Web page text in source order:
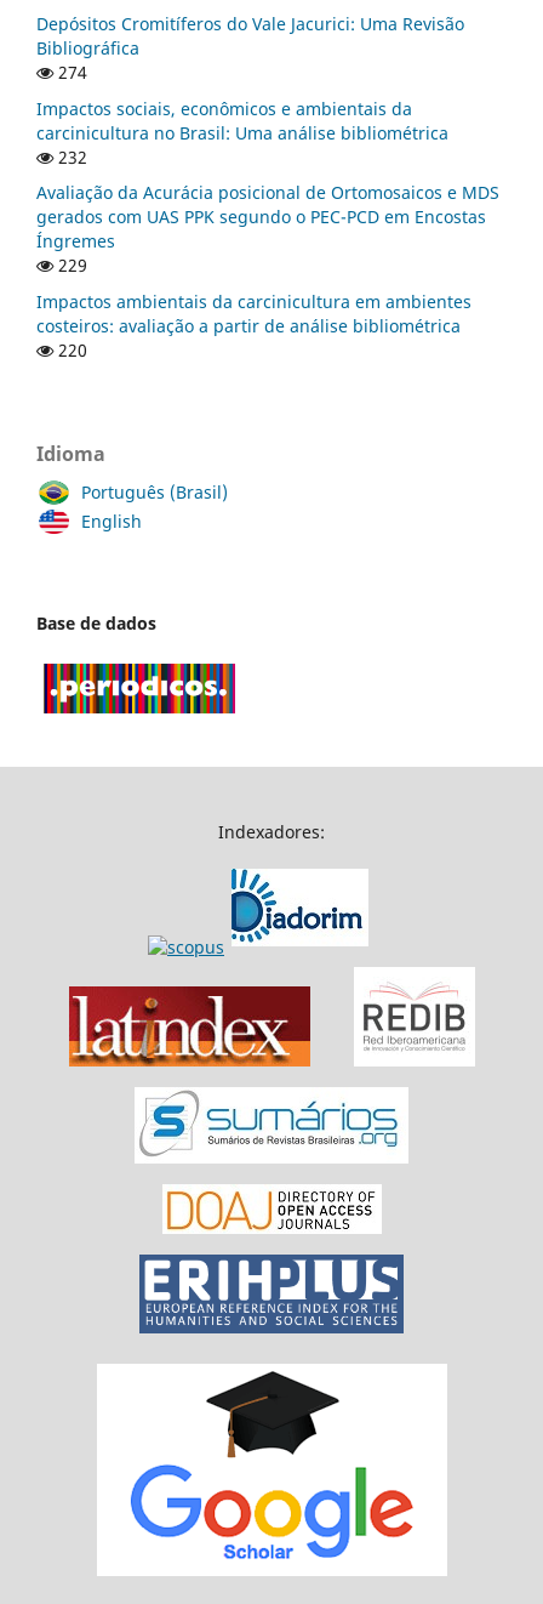
Depósitos Cromitíferos do Vale Jacurici: Uma Revisão
Bibliográfica
274
Impactos sociais, econômicos e ambientais da
carcinicultura no Brasil: Uma análise bibliométrica
232
Avaliação da Acurácia posicional de Ortomosaicos e MDS
gerados com UAS PPK segundo o PEC-PCD em Encostas
Íngremes
229
Impactos ambientais da carcinicultura em ambientes
costeiros: avaliação a partir de análise bibliométrica
220
Idioma
Português (Brasil)
English
Base de dados
Indexadores: